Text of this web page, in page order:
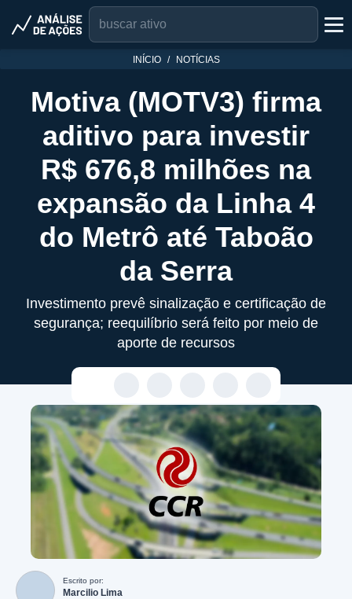
INÍCIO NOTÍCIAS
Motiva (MOTV3) firma
aditivo para investir
R$ 676,8 milhões na
expansão da Linha 4
do Metrô até Taboão
da Serra
Investimento prevê sinalização e certificação de
segurança; reequilíbrio será feito por meio de
aporte de recursos
Escrito por:
Marcilio Lima